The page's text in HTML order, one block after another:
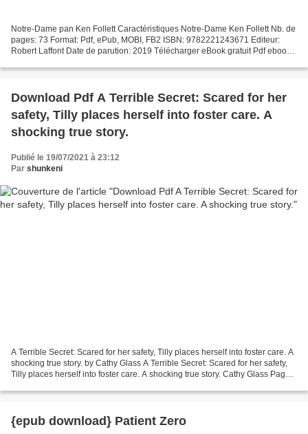
Notre-Dame pan Ken Follett Caractéristiques Notre-Dame Ken Follett Nb. de
pages: 73 Format: Pdf, ePub, MOBI, FB2 ISBN: 9782221243671 Editeur:
Robert Laffont Date de parution: 2019 Télécharger eBook gratuit Pdf ebooks
Download Pdf A Terrible Secret: Scared for her
safety, Tilly places herself into foster care. A
shocking true story.
Publié le 19/07/2021 à 23:12
Par shunkeni
A Terrible Secret: Scared for her safety, Tilly places herself into foster care. A
shocking true story. by Cathy Glass A Terrible Secret: Scared for her safety,
Tilly places herself into foster care. A shocking true story. Cathy Glass Page:
{epub download} Patient Zero